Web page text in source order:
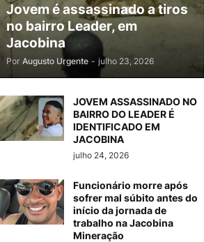
Jovem é assassinado a tiros
no bairro Leader, em
Jacobina
Por Augusto Urgente - julho 23, 2026
JOVEM ASSASSINADO NO
BAIRRO DO LEADER É
IDENTIFICADO EM
JACOBINA
julho 24, 2026
Funcionário morre após
sofrer mal súbito antes do
início da jornada de
trabalho na Jacobina
Mineração